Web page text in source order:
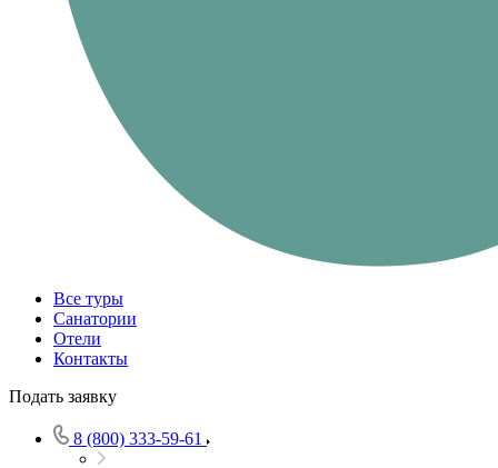
Все туры
Санатории
Отели
Контакты
Подать заявку
8 (800) 333-59-61